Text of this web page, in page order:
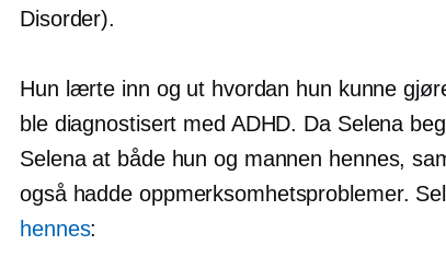
Disorder).
Hun lærte inn og ut hvordan hun kunne
ble diagnostisert med ADHD. Da Selena
Selena at både hun og mannen hennes,
også hadde oppmerksomhetsproblemer.
hennes: